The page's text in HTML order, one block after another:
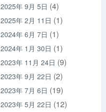
2025年 9月 5日 (4)
2025年 2月 11日 (1)
2024年 6月 7日 (1)
2024年 1月 30日 (1)
2023年 11月 24日 (9)
2023年 9月 22日 (2)
2023年 7月 6日 (19)
2023年 5月 22日 (12)